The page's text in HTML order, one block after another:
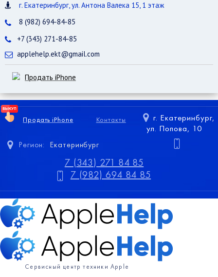
г. Екатеринбург, ул. Антона Валека 15, 1 этаж
8 (982) 694-84-85
+7 (343) 271-84-85
applehelp.ekt@gmail.com
Продать iPhone
Продать iPhone Контакты
Регион: Екатеринбург
г. Екатеринбург,
ул. Попова, 10
7 (343) 271 84 85
7 (982) 694 84 85
Сервисный центр техники Apple